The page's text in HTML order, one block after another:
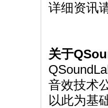
详细资讯
关于
音效技术
以此为基